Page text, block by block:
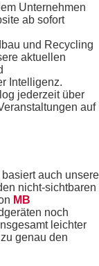
Unternehmen
ab sofort
und Recycling
aktuellen
Intelligenz.
jederzeit über
auf
auch unsere
nicht-sichtbaren
MB
noch
leichter
genau den